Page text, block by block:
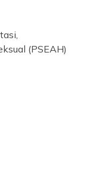
(PSEAH)